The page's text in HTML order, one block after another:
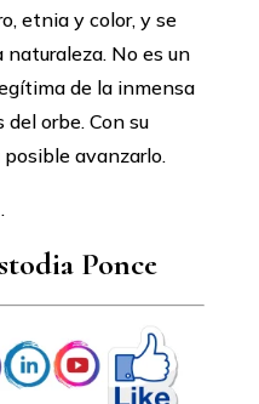
etnia y color, y se
naturaleza. No es un
de la inmensa
orbe. Con su
avanzarlo.
Ponce